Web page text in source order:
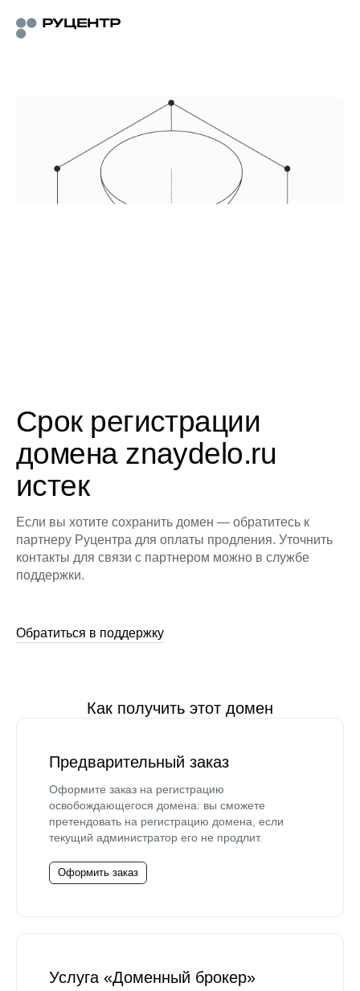
Срок регистрации
домена znaydelo.ru
истек
Если вы хотите сохранить домен — обратитесь к
партнеру Руцентра для оплаты продления. Уточнить
контакты для связи с партнером можно в службе
поддержки.
Обратиться в поддержку
Как получить этот домен
Предварительный заказ
Оформите заказ на регистрацию
освобождающегося домена: вы сможете
претендовать на регистрацию домена, если
текущий администратор его не продлит.
Оформить заказ
Услуга «Доменный брокер»